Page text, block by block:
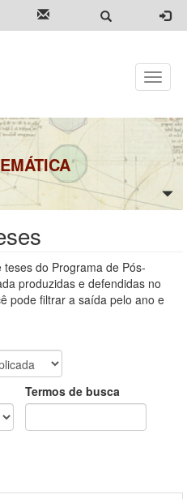
Toggle
do Programa de Pós-
produzidas e defendidas no
pode filtrar a saída pelo ano e
Termos de busca